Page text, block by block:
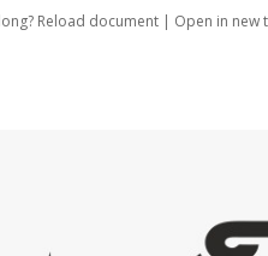
Reload document | Open in new